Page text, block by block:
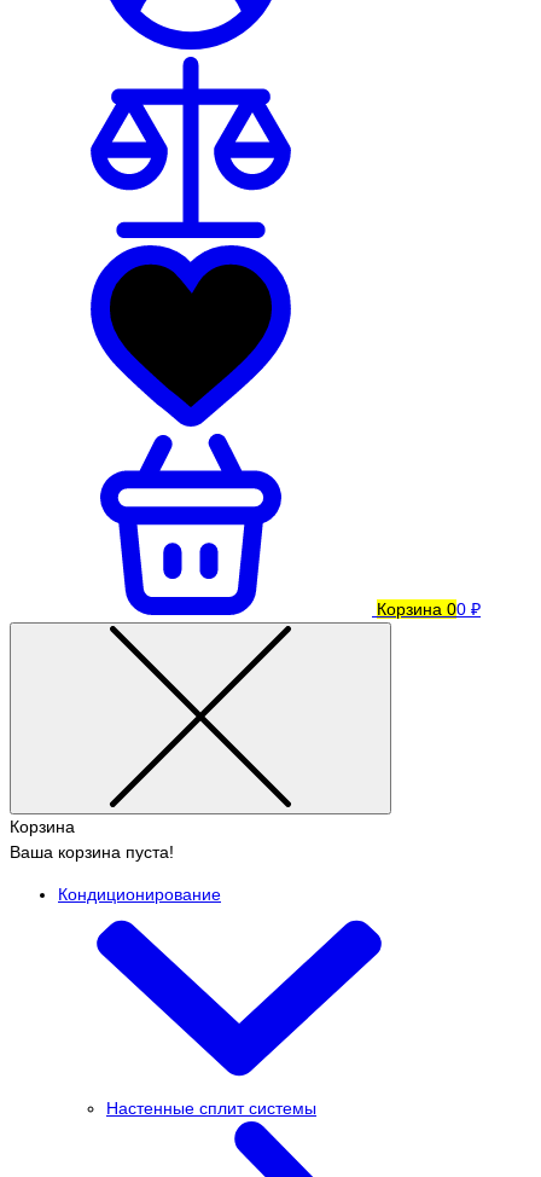
Корзина 00 ₽
Корзина
Ваша корзина пуста!
Кондиционирование
Настенные сплит системы